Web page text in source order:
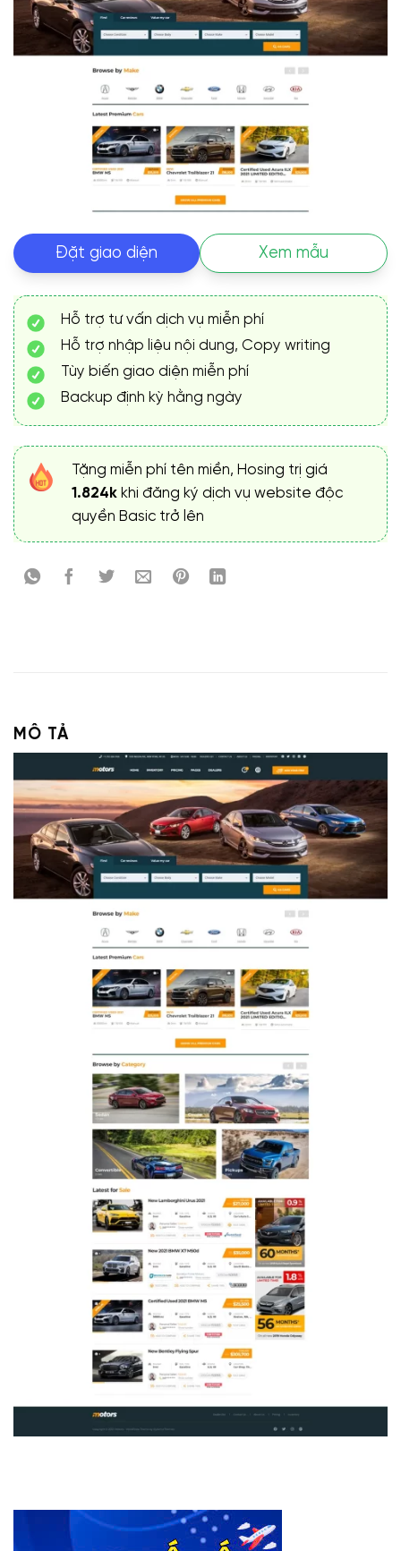
Đặt giao diện Xem mẫu
Hỗ trợ tư vấn dịch vụ miễn phí
Hỗ trợ nhập liệu nội dung, Copy writing
Tùy biến giao diện miễn phí
Backup định kỳ hằng ngày
Tặng miễn phí tên miền, Hosing trị giá
1.824k khi đăng ký dịch vụ website độc
quyền Basic trở lên
MÔ TẢ